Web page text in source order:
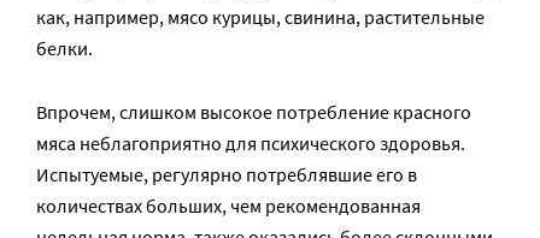
как, например, мясо курицы, свинина, растительные
белки.
Впрочем, слишком высокое потребление красного
мяса неблагоприятно для психического здоровья.
Испытуемые, регулярно потреблявшие его в
количествах больших, чем рекомендованная